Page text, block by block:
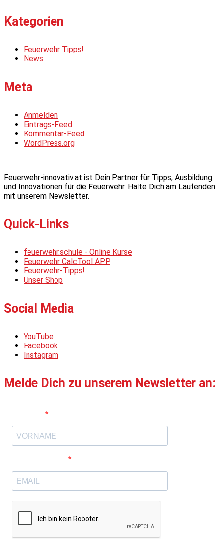
Kategorien
Feuerwehr Tipps!
News
Meta
Anmelden
Eintrags-Feed
Kommentar-Feed
WordPress.org
Feuerwehr-innovativ.at ist Dein Partner für Tipps, Ausbildung
und Innovationen für die Feuerwehr. Halte Dich am Laufenden
mit unserem Newsletter.
Quick-Links
feuerwehr.schule - Online Kurse
Feuerwehr CalcTool APP
Feuerwehr-Tipps!
Unser Shop
Social Media
YouTube
Facebook
Instagram
Melde Dich zu unserem Newsletter an: